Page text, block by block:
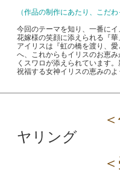
（作品の制作にあたり、こだ
今回のテーマを知り、一番に
花嫁様の笑顔に添えられる『
アイリスは『虹の橋を渡り、
へ、これからもイリスのお恵
くスワロが添えられています
祝福する女神イリスの恵みの
＜作
ヤリング
＜受